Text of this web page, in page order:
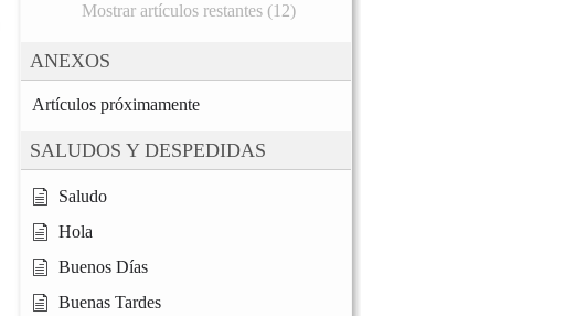
Mostrar artículos restantes (12)
ANEXOS
Artículos próximamente
SALUDOS Y DESPEDIDAS
Saludo
Hola
Buenos Días
Buenas Tardes